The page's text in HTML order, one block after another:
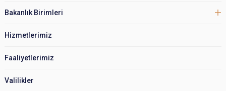
Bakanlık Birimleri
Hizmetlerimiz
Faaliyetlerimiz
Valilikler